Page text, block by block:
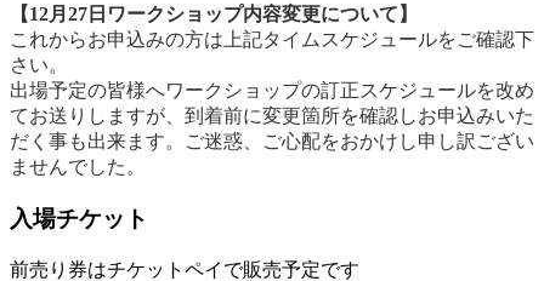
【12月27日ワークショップ内容変更について】
これからお申込みの方は上記タイムスケジュールをご確認下
さい。
出場予定の皆様へワークショップの訂正スケジュールを改め
てお送りしますが、到着前に変更箇所を確認しお申込みいた
だく事も出来ます。ご迷惑、ご心配をおかけし申し訳ござい
ませんでした。
入場チケット
前売り券はチケットペイで販売予定です